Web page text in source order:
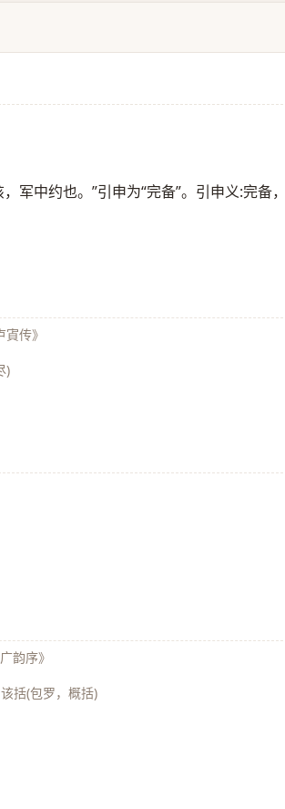
军中约也。”引申为“完备”。引申义:完备
寊传》
)
韵序》
括(包罗，概括)